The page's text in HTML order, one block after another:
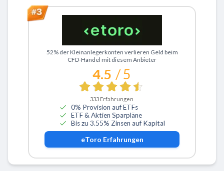
Zu eToro
52% der Kleinanlegerkonten verlieren Geld beim
CFD-Handel mit diesem Anbieter
4.5 / 5
333 Erfahrungen
0% Provision auf ETFs
ETF & Aktien Sparpläne
Bis zu 3.55% Zinsen auf Kapital
eToro Erfahrungen